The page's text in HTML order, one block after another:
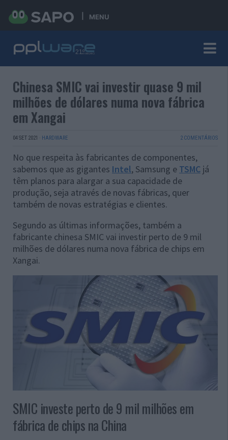
MENU
Chinesa SMIC vai investir quase 9 mil
milhões de dólares numa nova fábrica
em Xangai
04 SET 2021 · HARDWARE 2 COMENTÁRIOS
No que respeita às fabricantes de componentes,
sabemos que as gigantes Intel, Samsung e TSMC já
têm planos para alargar a sua capacidade de
produção, seja através de novas fábricas, quer
também de novas estratégias e clientes.
Segundo as últimas informações, também a
fabricante chinesa SMIC vai investir perto de 9 mil
milhões de dólares numa nova fábrica de chips em
Xangai.
SMIC investe perto de 9 mil milhões em
fábrica de chips na China